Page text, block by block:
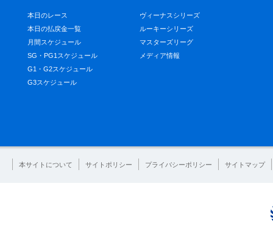
本日のレース
本日の払戻金一覧
月間スケジュール
SG・PG1スケジュール
G1・G2スケジュール
G3スケジュール
ヴィーナスシリーズ
ルーキーシリーズ
マスターズリーグ
メディア情報
本サイトについて サイトポリシー プライバシーポリシー サイトマップ